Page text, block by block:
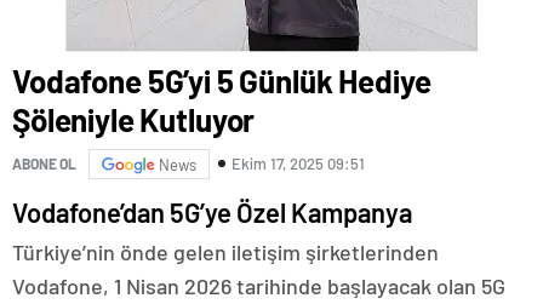
Vodafone 5G’yi 5 Günlük Hediye
Şöleniyle Kutluyor
ABONE OL News Ekim 17, 2025 09:51
Vodafone’dan 5G’ye Özel Kampanya
Türkiye’nin önde gelen iletişim şirketlerinden
Vodafone, 1 Nisan 2026 tarihinde başlayacak olan 5G